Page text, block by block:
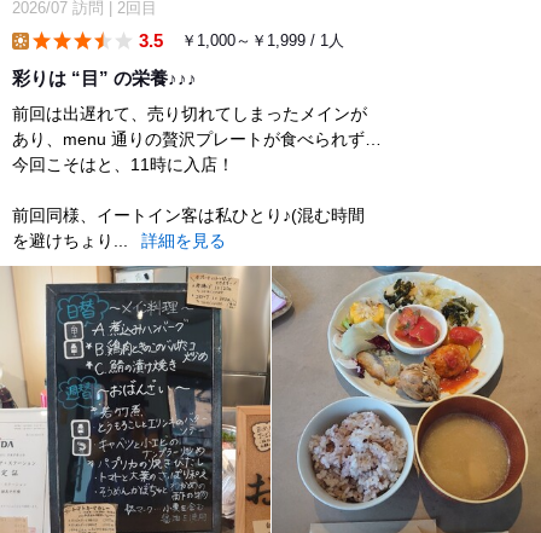
2026/07 訪問 2回目
3.5 ￥1,000～￥1,999 / 1人
彩りは “目” の栄養♪♪♪
前回は出遅れて、売り切れてしまったメインが
あり、menu 通りの贅沢プレートが食べられず…
今回こそはと、11時に入店！
前回同様、イートイン客は私ひとり♪(混む時間
を避けちょり...
詳細を見る